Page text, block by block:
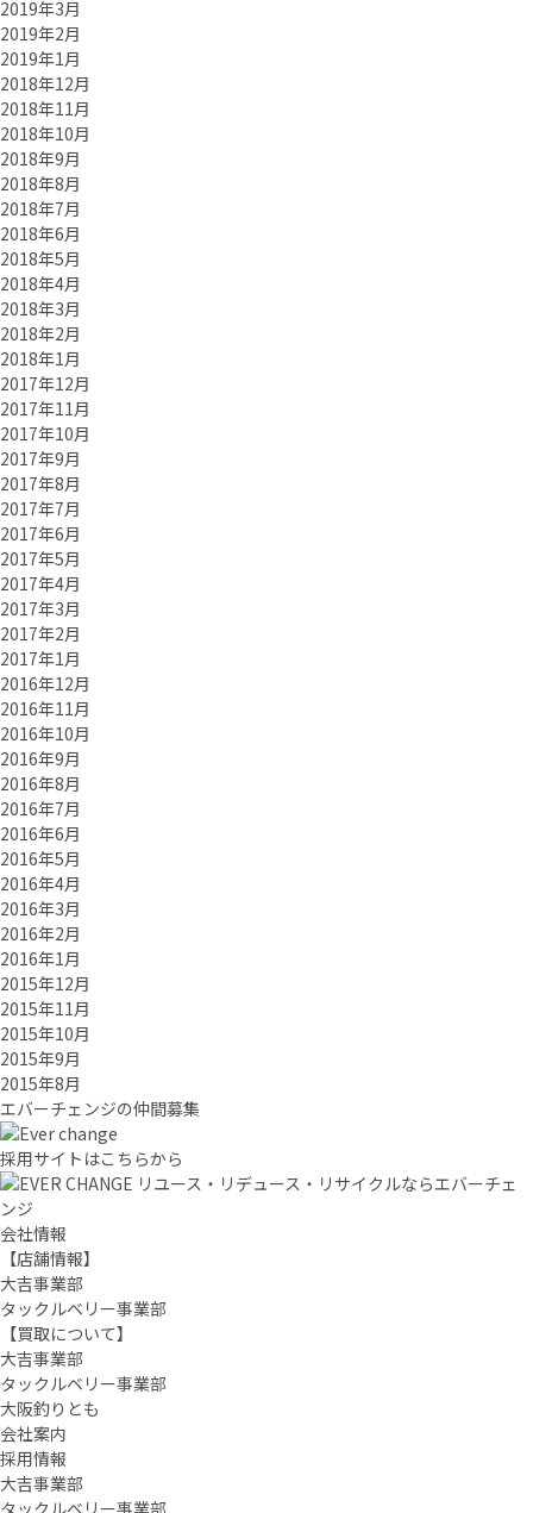
2019年3月
2019年2月
2019年1月
2018年12月
2018年11月
2018年10月
2018年9月
2018年8月
2018年7月
2018年6月
2018年5月
2018年4月
2018年3月
2018年2月
2018年1月
2017年12月
2017年11月
2017年10月
2017年9月
2017年8月
2017年7月
2017年6月
2017年5月
2017年4月
2017年3月
2017年2月
2017年1月
2016年12月
2016年11月
2016年10月
2016年9月
2016年8月
2016年7月
2016年6月
2016年5月
2016年4月
2016年3月
2016年2月
2016年1月
2015年12月
2015年11月
2015年10月
2015年9月
2015年8月
エバーチェ ンジの仲間募集
採用サイトはこちらから
リユース・リデュース・リサイクルならエバーチェ
ンジ
会社情報
【店舗情報】
大吉事業部
タックルベリー事業部
【買取について】
大吉事業部
タックルベリー事業部
大阪釣りとも
会社案内
採用情報
大吉事業部
タックルベリー事業部